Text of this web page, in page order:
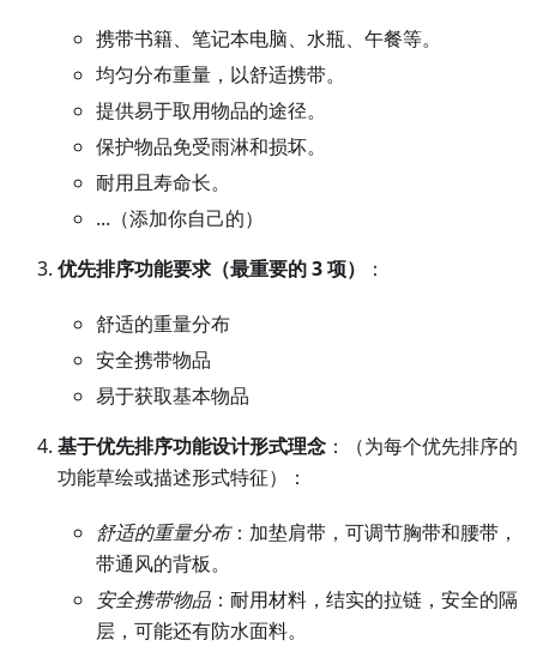
携带书籍、笔记本电脑、水瓶、午餐等。
均匀分布重量，以舒适携带。
提供易于取用物品的途径。
保护物品免受雨淋和损坏。
耐用且寿命长。
...（添加你自己的）
优先排序功能要求（最重要的 3 项）
：
舒适的重量分布
安全携带物品
易于获取基本物品
基于优先排序功能设计形式理念 ：（为每个优先排序的
功能草绘或描述形式特征）：
舒适的重量分布：加垫肩带，可调节胸带和腰带，
带通风的背板。
安全携带物品 ：耐用材料，结实的拉链，安全的隔
层，可能还有防水面料。